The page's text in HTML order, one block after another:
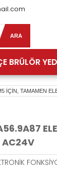
ARA
BRÜLÖR
İÇİN, TAMAMEN
AC24V